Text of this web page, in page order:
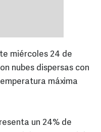
miércoles 24 de
nubes dispersas con
máxima
un 24% de